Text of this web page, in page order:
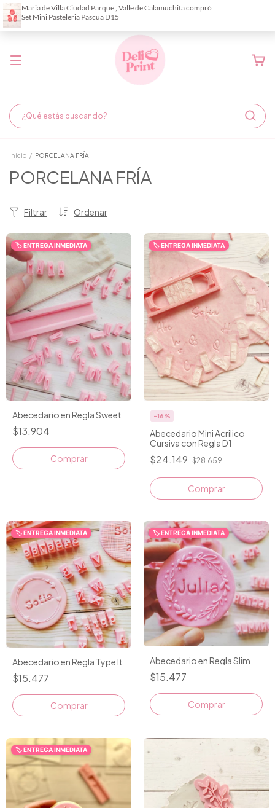
Demora de fabricación hasta 6 días hábiles
Inicio / PORCELANA FRÍA
PORCELANA FRÍA
Ordenar
Filtrar
🏷️ ENTREGA INMEDIATA
Abecedario en Regla Sweet
$13.904
🏷️ ENTREGA INMEDIATA
-16%
Abecedario Mini Acrilico
Cursiva con Regla D1
$24.149 $28.659
🏷️ ENTREGA INMEDIATA
Abecedario en Regla Type It
$15.477
🏷️ ENTREGA INMEDIATA
Abecedario en Regla Slim
$15.477
🏷️ ENTREGA INMEDIATA